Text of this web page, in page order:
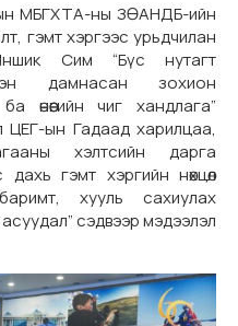
ын МБГХТА-ны ЗӨАНДБ-ийн
гэмт хэргээс урьдчилан
Сим “Бүс нутагт
дамнасан зохион
өнөөгийн чиг хандлага”
ЦЕГ-ын Гадаад харилцаа,
хэлтсийн дарга
гэмт хэргийн нөхцөл
хууль сахиулах
сэдвээр мэдээлэл